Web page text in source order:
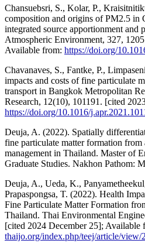
Chansuebsri, S., Kolar, P.,
composition and origins of PM2.5 in
integrated source apportionment and
Atmospheric Environment, 327,
Available from: https://doi.org/
Chavanaves, S., Fantke, P.,
impacts and costs of fine particulate
transport in Bangkok Metropolitan
Research, 12(10), 101191. [cited
https://doi.org/10.1016/
Deuja, A. (2022). Spatially
fine particulate matter formation from
management in Thailand. Master of
Graduate Studies. Nakhon Pathom:
Deuja, A., Ueda, K.,
Prapaspongsa, T. (2022). Health
Fine Particulate Matter Formation
Thailand. Thai Environmental
[cited 2024 December 25]; Available
thaijo.org/index.php/teej/article/view/